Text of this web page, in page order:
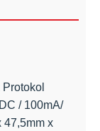
Protokol
/ 100mA/
47,5mm x